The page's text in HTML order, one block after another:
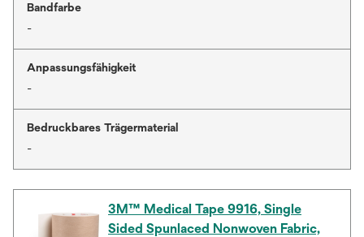
Bandfarbe
-
Anpassungsfähigkeit
-
Bedruckbares Trägermaterial
-
3M™ Medical Tape 9916, Single
Sided Spunlaced Nonwoven Fabric,